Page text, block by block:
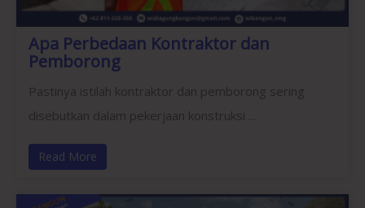
Apa Perbedaan Kontraktor dan
Pemborong
Pastinya istilah kontraktor dan pemborong sering
disebutkan dalam pekerjaan konstruksi ...
Read More